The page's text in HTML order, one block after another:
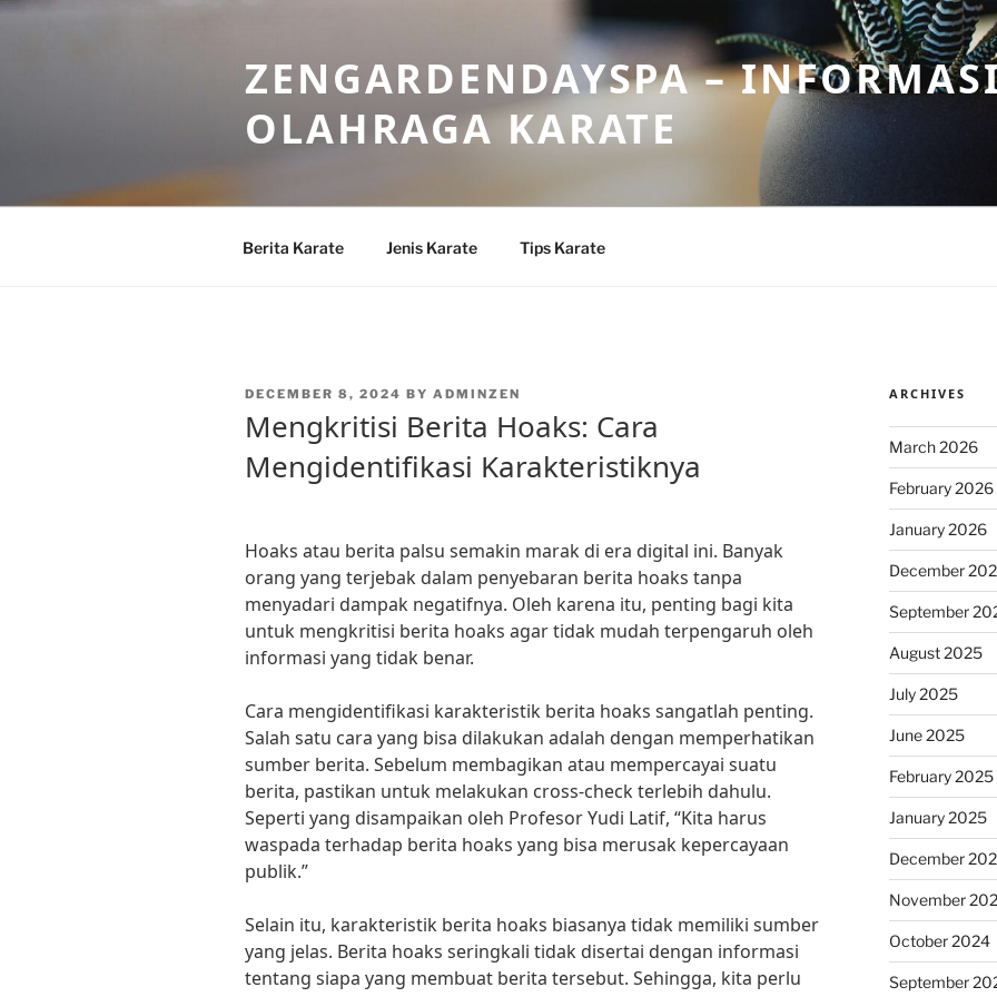
Skip
ZENGARDENDAYSPA –
OLAHRAGA KARATE
Berita Karate Jenis Karate Tips Karate
POSTED
DECEMBER 8, 2024 BY ADMINZEN
Mengkritisi Berita Hoaks: Cara
Mengidentifikasi Karakteristiknya
Hoaks atau berita palsu semakin marak di era digital ini. Banyak
orang yang terjebak dalam penyebaran berita hoaks tanpa
menyadari dampak negatifnya. Oleh karena itu, penting bagi kita
untuk mengkritisi berita hoaks agar tidak mudah terpengaruh oleh
informasi yang tidak benar.
Cara mengidentifikasi karakteristik berita hoaks sangatlah penting.
Salah satu cara yang bisa dilakukan adalah dengan memperhatikan
sumber berita. Sebelum membagikan atau mempercayai suatu
berita, pastikan untuk melakukan cross-check terlebih dahulu.
Seperti yang disampaikan oleh Profesor Yudi Latif, “Kita harus
waspada terhadap berita hoaks yang bisa merusak kepercayaan
publik.”
Selain itu, karakteristik berita hoaks biasanya tidak memiliki sumber
yang jelas. Berita hoaks seringkali tidak disertai dengan informasi
tentang siapa yang membuat berita tersebut. Sehingga, kita perlu
ARCHIVES
March 2026
February 2026
January 2026
December
September
August 2025
July 2025
June 2025
February 2025
January 2025
December
November
October 2024
September